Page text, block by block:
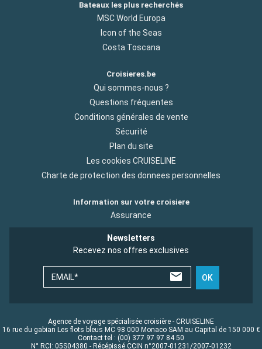
Bateaux les plus recherchés
MSC World Europa
Icon of the Seas
Costa Toscana
Croisieres.be
Qui sommes-nous ?
Questions fréquentes
Conditions générales de vente
Sécurité
Plan du site
Les cookies CRUISELINE
Charte de protection des donnees personnelles
Information sur votre croisiere
Assurance
Newsletters
Recevez nos offres exclusives
EMAIL* OK
Agence de voyage spécialisée croisière - CRUISELINE
16 rue du gabian Les flots bleus MC 98 000 Monaco SAM au Capital de 150 000 €
Contact tel : (00) 377 97 97 84 50
N° RCI: 05S04380 - Récépissé CCIN n°2007-01231/2007-01232